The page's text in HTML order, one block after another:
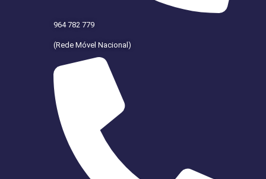
964 782 779
(Rede Móvel Nacional)